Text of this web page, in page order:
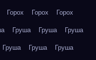
Горох Горох
Горох
Груша Груша
Груша
Груша Груша
Груша